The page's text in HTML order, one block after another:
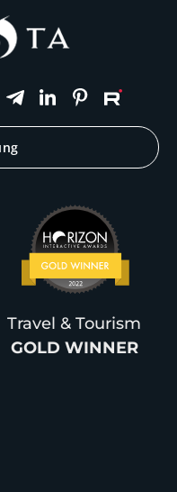
Travel & Tourism
GOLD WINNER